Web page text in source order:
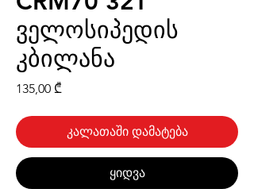
ველოსიპედის
კბილანა
135,00 ₾
კალათაში დამატება
ყიდვა